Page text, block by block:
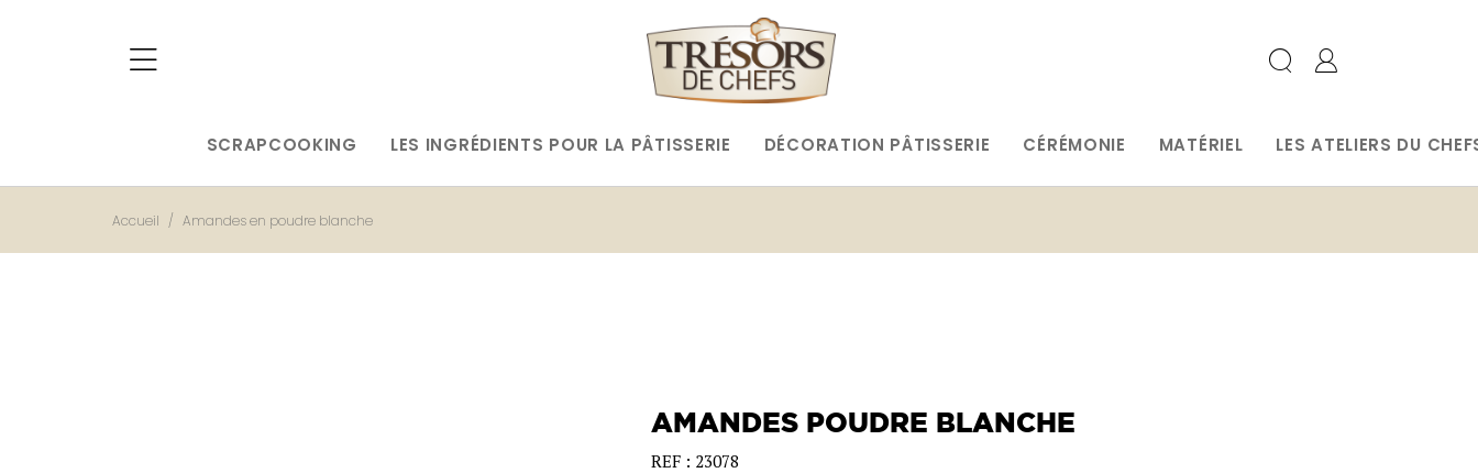
SCRAPCOOKING LES INGRÉDIENTS POUR LA PÂTISSERIE DÉCORATION PÂTISSERIE CÉRÉMONIE MATÉRIEL LES ATELIERS DU
Accueil Amandes en poudre blanche
AMANDES POUDRE BLANCHE
REF : 23078